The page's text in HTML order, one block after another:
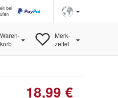
bei
Waren-
korb
Merk-
zettel
18,99 €